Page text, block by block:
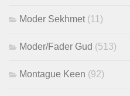
Moder Sekhmet (11)
Moder/Fader Gud (513)
Montague Keen (92)